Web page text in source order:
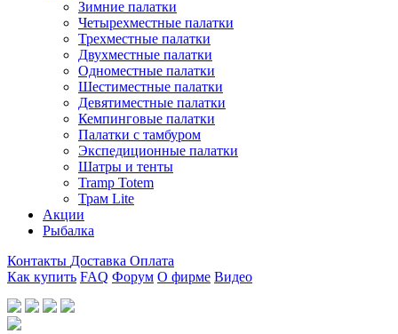
Зимние палатки
Четырехместные палатки
Трехместные палатки
Двухместные палатки
Одноместные палатки
Шестиместные палатки
Девятиместные палатки
Кемпинговые палатки
Палатки с тамбуром
Экспедиционные палатки
Шатры и тенты
Tramp Totem
Трам Lite
Акции
Рыбалка
Контакты Доставка Оплата
Как купить FAQ Форум О фирме Видео